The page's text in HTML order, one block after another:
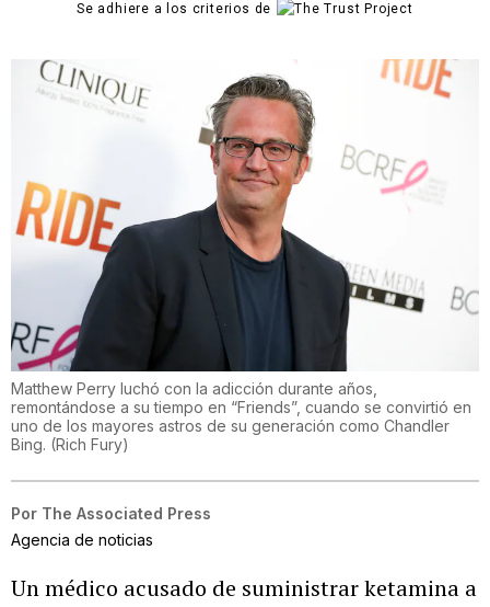
Se adhiere a los criterios de
Matthew Perry luchó con la adicción durante años,
remontándose a su tiempo en “Friends”, cuando se convirtió en
uno de los mayores astros de su generación como Chandler
Bing. (Rich Fury)
Por The Associated Press
Agencia de noticias
Un médico acusado de suministrar ketamina a